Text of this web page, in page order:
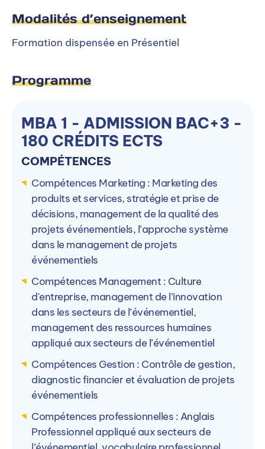
Modalités d’enseignement
Formation dispensée en Présentiel
Programme
MBA 1 - ADMISSION BAC+3 -
180 CRÉDITS ECTS
COMPÉTENCES
Compétences Marketing : Marketing des
produits et services, stratégie et prise de
décisions, management de la qualité des
projets événementiels, l’approche système
dans le management de projets
événementiels
Compétences Management : Culture
d'entreprise, management de l’innovation
dans les secteurs de l’événementiel,
management des ressources humaines
appliqué aux secteurs de l’événementiel
Compétences Gestion : Contrôle de gestion,
diagnostic financier et évaluation de projets
événementiels
Compétences professionnelles : Anglais
Professionnel appliqué aux secteurs de